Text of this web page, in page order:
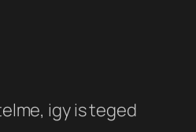
igy is teged